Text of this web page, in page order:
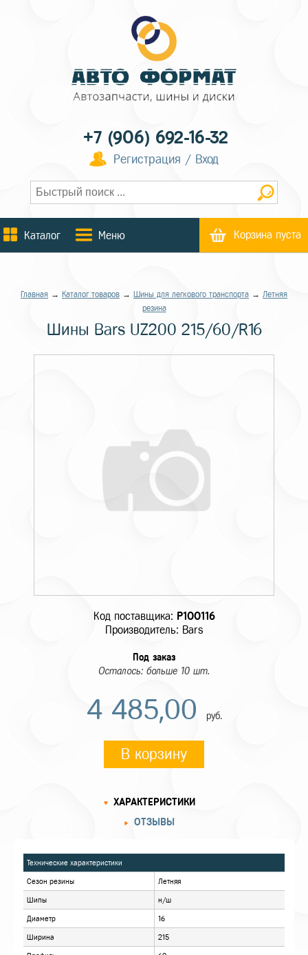
+7 (906) 692-16-32
Регистрация / Вход
Каталог Меню Корзина пуста
Главная → Каталог товаров → Шины для легкового транспорта → Летняя
резина
Шины Bars UZ200 215/60/R16
Код поставщика: P100116
Производитель: Bars
Под заказ
Осталось: больше 10 шт.
4 485,00 руб.
В корзину
ХАРАКТЕРИСТИКИ
ОТЗЫВЫ